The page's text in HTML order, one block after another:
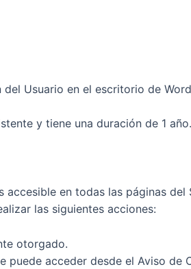
Usuario en el escritorio de
y tiene una duración de 1 año.
en todas las páginas del
las siguientes acciones:
otorgado.
puede acceder desde el Aviso de